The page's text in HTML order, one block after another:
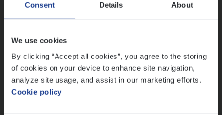
Consent Details About
We use cookies
By clicking “Accept all cookies”, you agree to the storing
of cookies on your device to enhance site navigation,
analyze site usage, and assist in our marketing efforts.
Cookie policy
Insurance Operations
Cor­po­ra­te Insu­ran­ce Bro­ker Property
Sales Management